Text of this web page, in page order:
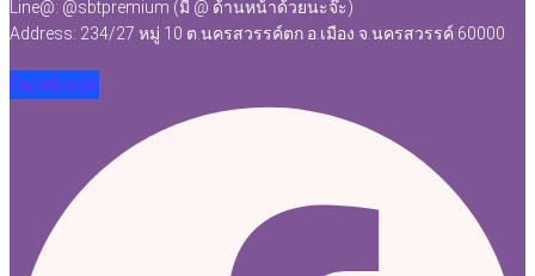
Line@: @sbtpremium (มี @ ด้านหน้าด้วยนะจ๊ะ)
Address: 234/27 หมู่ 10 ต.นครสวรรค์ตก อ.เมือง จ.นครสวรรค์ 60000
Facebook